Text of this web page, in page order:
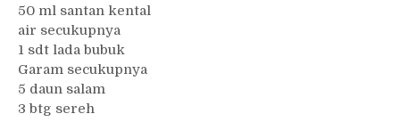
50 ml santan kental
air secukupnya
1 sdt lada bubuk
Garam secukupnya
5 daun salam
3 btg sereh